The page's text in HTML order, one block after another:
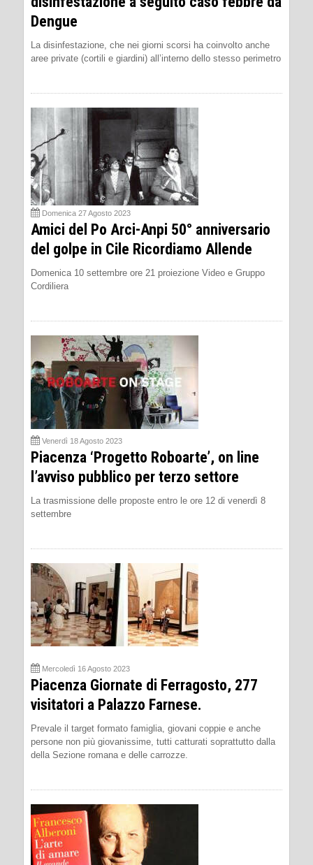
Dengue
La disinfestazione, che nei giorni scorsi ha coinvolto anche
aree private (cortili e giardini) all’interno dello stesso perimetro
Domenica 27 Agosto 2023
Amici del Po Arci-Anpi 50° anniversario
del golpe in Cile Ricordiamo Allende
Domenica 10 settembre ore 21 proiezione Video e Gruppo
Cordiliera
Venerdì 18 Agosto 2023
Piacenza ‘Progetto Roboarte’, on line
l’avviso pubblico per terzo settore
La trasmissione delle proposte entro le ore 12 di venerdì 8
settembre
Mercoledì 16 Agosto 2023
Piacenza Giornate di Ferragosto, 277
visitatori a Palazzo Farnese.
Prevale il target formato famiglia, giovani coppie e anche
persone non più giovanissime, tutti catturati soprattutto dalla
della Sezione romana e delle carrozze.